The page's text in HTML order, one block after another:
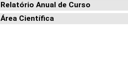
Relatório Anual de Curso
Área Científica